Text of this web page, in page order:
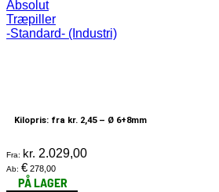
Absolut
Træpiller
-Standard- (Industri)
Kilopris: fra kr. 2,45 – Ø 6+8mm
Fra: kr. 2.029,00
Ab: € 278,00
PÅ LAGER